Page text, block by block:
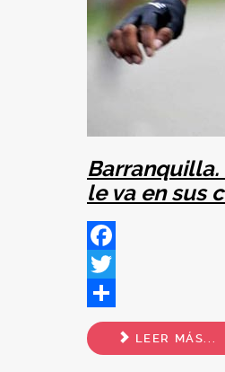
le va en sus
Facebook
Twitter
Share
LEER MÁS...